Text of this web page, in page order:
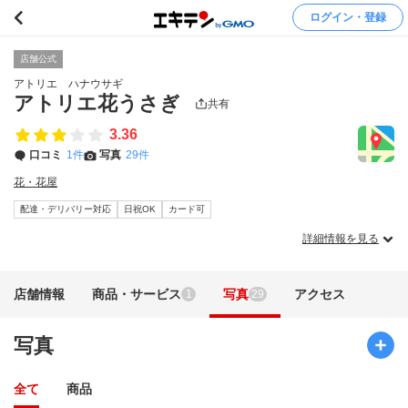
ログイン・登録
店舗公式
アトリエ ハナウサギ
アトリエ花うさぎ 共有
3.36
口コミ 1件 写真 29件
花・花屋
配達・デリバリー対応 日祝OK カード可
詳細情報を見る
店舗情報 商品・サービス 1 写真 29 アクセス
写真
全て 商品